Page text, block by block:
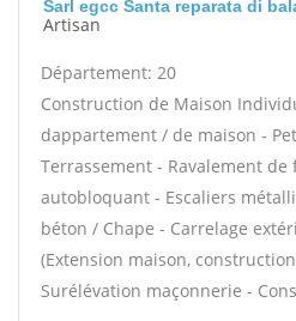
Sarl egcc Santa reparata di
Artisan
Département: 20
Construction de Maison
dappartement / de maison -
Terrassement - Ravalement de
autobloquant - Escaliers
béton / Chape - Carrelage
(Extension maison,
Surélévation maçonnerie -